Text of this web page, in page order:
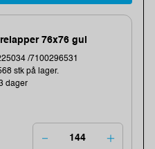
76x76 gul
/7100296531
stk på lager.
dager